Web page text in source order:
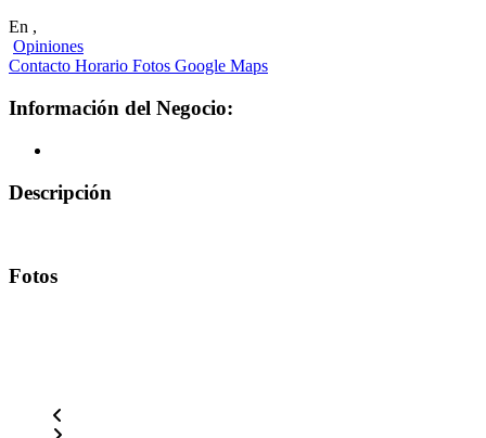
En ,
Opiniones
Contacto Horario Fotos Google Maps
Información del Negocio:
Descripción
Fotos